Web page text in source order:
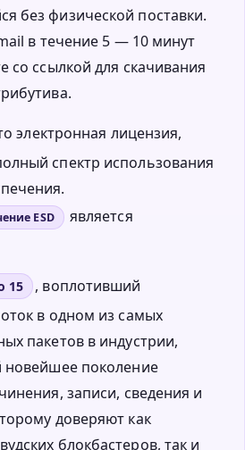
без физической поставки.
в течение 5 — 10 минут
со ссылкой для скачивания
электронная лицензия,
спектр использования
ESD
является
15
, воплотивший
в одном из самых
пакетов в индустрии,
новейшее поколение
записи, сведения и
доверяют как
блокбастеров, так и